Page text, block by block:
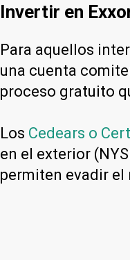
Invertir en
Para aquellos
una cuenta
proceso gratuito
Los Cedears o
en el exterior
permiten evadir el